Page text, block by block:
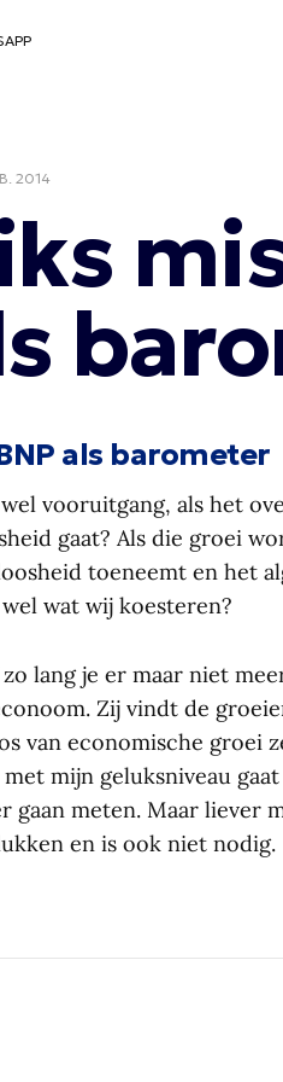
APP
2014
als barometer
vooruitgang, als het
gaat? Als die groei
toeneemt en het
wat wij koesteren?
lang je er maar niet
Zij vindt de
van economische groei
mijn geluksniveau
gaan meten. Maar liever
en is ook niet nodig.